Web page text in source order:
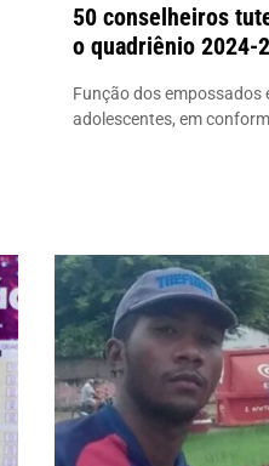
50 conselheiros
o quadriênio 2024-
Função dos empossados
adolescentes, em